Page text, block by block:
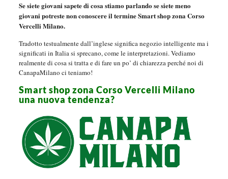
Se siete giovani sapete di cosa stiamo parlando se siete meno
giovani potreste non conoscere il termine Smart shop zona Corso
Vercelli Milano.
Tradotto testualmente dall’inglese significa negozio intelligente ma i
significati in Italia si sprecano, come le interpretazioni. Vediamo
realmente di cosa si tratta e di fare un po’ di chiarezza perché noi di
CanapaMilano ci teniamo!
Smart shop zona Corso Vercelli Milano
una nuova tendenza?